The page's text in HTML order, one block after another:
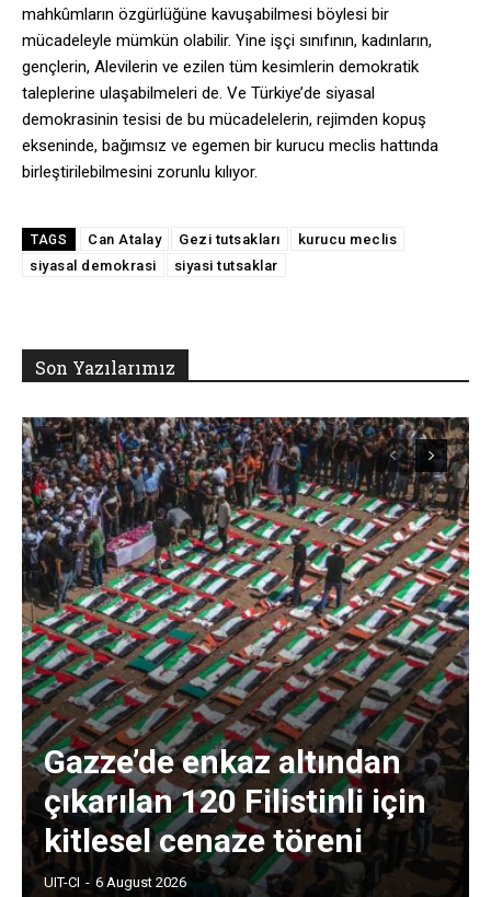
mahkûmların özgürlüğüne kavuşabilmesi böylesi bir
mücadeleyle mümkün olabilir. Yine işçi sınıfının, kadınların,
gençlerin, Alevilerin ve ezilen tüm kesimlerin demokratik
taleplerine ulaşabilmeleri de. Ve Türkiye’de siyasal
demokrasinin tesisi de bu mücadelelerin, rejimden kopuş
ekseninde, bağımsız ve egemen bir kurucu meclis hattında
birleştirilebilmesini zorunlu kılıyor.
TAGS Can Atalay Gezi tutsakları
kurucu meclis
siyasal demokrasi
siyasi tutsaklar
Son Yazılarımız
Gazze’de enkaz altından
çıkarılan 120 Filistinli için
kitlesel cenaze töreni
UIT-CI - 6 August 2026